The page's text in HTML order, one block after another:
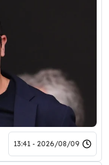
2026/08/09 - 13:41